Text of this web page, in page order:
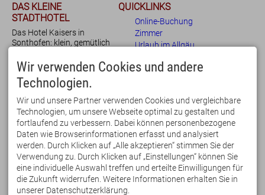
Urlaub im Allgäu
Radfahren im Allgäu
Skifahren im Allgäu
Gastronomie
Webcams & Wetter
Blog
English Kontakt
DAS KLEINE
STADTHOTEL
Das Hotel Kaisers in
Sonthofen: klein, gemütlich
doch zentralen Lage bestens
für Urlaub und
Geschäftsreise geeignet.
Beim Frühstücksbuffet legen
wir Wert auf regionale und
fair gehandelte Lebensmittel.
QUICKLINKS
Online-Buchung
Zimmer
Urlaub im Allgäu
Anfrage
IHRE VORTEILE
➕ zentrale Lage
➕ kostenfreie Parkplätze
➕ E-Ladestation
➕ kostenfreies WLAN
➕Sauna& Infrarotkabine
➕ feinesFrühstücksbuffet
KONTAKT
KAISERS - das kleine
Stadthotel
Hermann-von-Barth-Str. 4
87527 Sonthofen
Deutschland
Wir verwenden Cookies und andere
Technologien.
Wir und unsere Partner verwenden Cookies und vergleichbare
Technologien, um unsere Webseite optimal zu gestalten und
fortlaufend zu verbessern. Dabei können personenbezogene
Daten wie Browserinformationen erfasst und analysiert
werden. Durch Klicken auf „Alle akzeptieren“ stimmen Sie der
Verwendung zu. Durch Klicken auf „Einstellungen“ können Sie
eine individuelle Auswahl treffen und erteilte Einwilligungen für
die Zukunft widerrufen. Weitere Informationen erhalten Sie in
unserer Datenschutzerklärung.